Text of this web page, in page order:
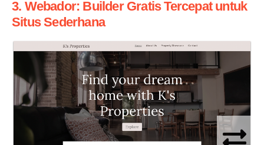
3. Webador: Builder Gratis Tercepat untuk
Situs Sederhana